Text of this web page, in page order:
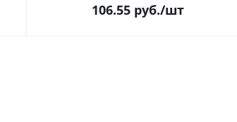
106.55руб./шт